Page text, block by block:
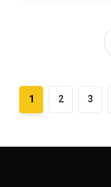
1 2 3